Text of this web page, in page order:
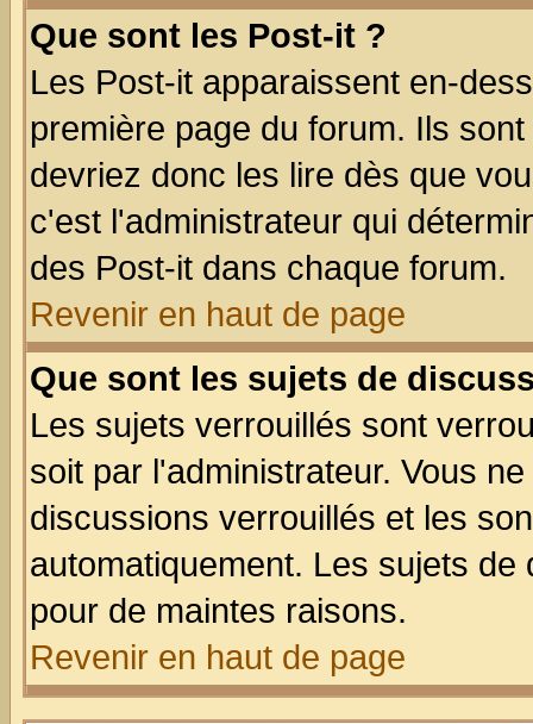
Que sont les Post-it ?
Les Post-it apparaissent en-
première page du forum. Ils
devriez donc les lire dès que
c'est l'administrateur qui
des Post-it dans chaque forum.
Revenir en haut de page
Que sont les sujets de
Les sujets verrouillés sont
soit par l'administrateur. Vous
discussions verrouillés et les
automatiquement. Les sujets
pour de maintes raisons.
Revenir en haut de page